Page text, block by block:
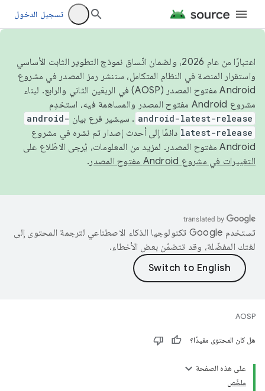
تسجيل الدخول
اعتبارًا من عام 2026، ولضمان اتّساق نموذج التطوير الثابت الأساسي
واستقرار المنصة في النظام المتكامل، سننشر رمز المصدر في مشروع
Android مفتوح المصدر (AOSP) في الربعَين الثاني والرابع. لبناء
مشروع Android مفتوح المصدر والمساهمة فيه، استخدِم
android-latest-release . سيشير فرع بيان android-
latest-release دائمًا إلى أحدث إصدار تم نشره في مشروع
Android مفتوح المصدر. لمزيد من المعلومات، يُرجى الاطّلاع على
التغييرات في مشروع Android مفتوح المصدر
.
تستخدم Google تكنولوجيا الذكاء الاصطناعي لترجمة المحتوى إلى
لغتك المفضّلة، وقد تتضمّن بعض الأخطاء.
AOSP
هل كان المحتوى مفيدًا؟
على هذه الصفحة
ملخّص